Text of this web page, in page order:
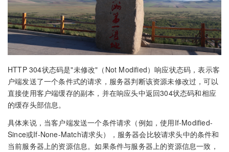
HTTP 304状态码是"未修改"（Not Modified）响应状态码，表示客
户端发送了一个条件式的请求，服务器判断该资源未修改过，可以
直接使用客户端缓存的副本，并在响应头中返回304状态码和相应
的缓存头部信息。
具体来说，当客户端发送一个条件请求（例如，使用If-Modified-
Since或If-None-Match请求头），服务器会比较请求头中的条件和
当前服务器上的资源信息。如果条件与服务器上的资源信息一致，